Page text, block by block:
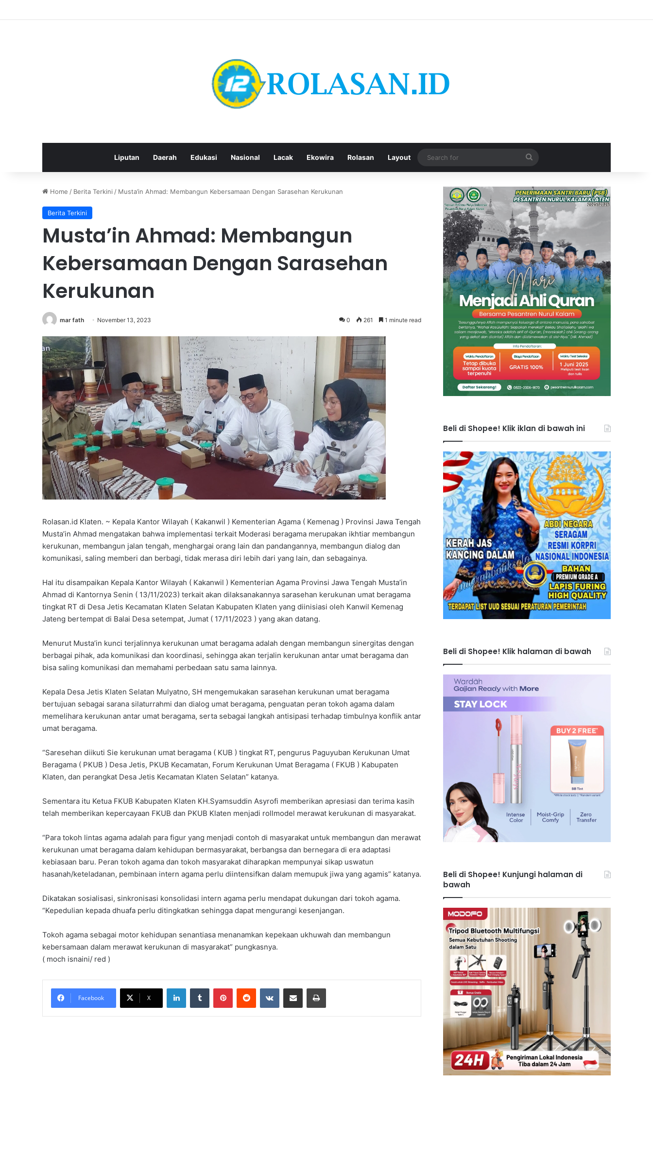
Liputan Daerah Edukasi Nasional Lacak Ekowira Rolasan Layout
Search
for
Home / Berita Terkini / Musta’in Ahmad: Membangun Kebersamaan Dengan Sarasehan Kerukunan
Berita Terkini
Musta’in Ahmad: Membangun
Kebersamaan Dengan Sarasehan
Kerukunan
mar fath November 13, 2023 0 261 1 minute read
Rolasan.id Klaten. ~ Kepala Kantor Wilayah ( Kakanwil ) Kementerian Agama ( Kemenag ) Provinsi Jawa Tengah
Musta’in Ahmad mengatakan bahwa implementasi terkait Moderasi beragama merupakan ikhtiar membangun
kerukunan, membangun jalan tengah, menghargai orang lain dan pandangannya, membangun dialog dan
komunikasi, saling memberi dan berbagi, tidak merasa diri lebih dari yang lain, dan sebagainya.
Hal itu disampaikan Kepala Kantor Wilayah ( Kakanwil ) Kementerian Agama Provinsi Jawa Tengah Musta’in
Ahmad di Kantornya Senin ( 13/11/2023) terkait akan dilaksanakannya sarasehan kerukunan umat beragama
tingkat RT di Desa Jetis Kecamatan Klaten Selatan Kabupaten Klaten yang diinisiasi oleh Kanwil Kemenag
Jateng bertempat di Balai Desa setempat, Jumat ( 17/11/2023 ) yang akan datang.
Menurut Musta’in kunci terjalinnya kerukunan umat beragama adalah dengan membangun sinergitas dengan
berbagai pihak, ada komunikasi dan koordinasi, sehingga akan terjalin kerukunan antar umat beragama dan
bisa saling komunikasi dan memahami perbedaan satu sama lainnya.
Kepala Desa Jetis Klaten Selatan Mulyatno, SH mengemukakan sarasehan kerukunan umat beragama
bertujuan sebagai sarana silaturrahmi dan dialog umat beragama, penguatan peran tokoh agama dalam
memelihara kerukunan antar umat beragama, serta sebagai langkah antisipasi terhadap timbulnya konflik antar
umat beragama.
“Saresehan diikuti Sie kerukunan umat beragama ( KUB ) tingkat RT, pengurus Paguyuban Kerukunan Umat
Beragama ( PKUB ) Desa Jetis, PKUB Kecamatan, Forum Kerukunan Umat Beragama ( FKUB ) Kabupaten
Klaten, dan perangkat Desa Jetis Kecamatan Klaten Selatan” katanya.
Sementara itu Ketua FKUB Kabupaten Klaten KH.Syamsuddin Asyrofi memberikan apresiasi dan terima kasih
telah memberikan kepercayaan FKUB dan PKUB Klaten menjadi rollmodel merawat kerukunan di masyarakat.
“Para tokoh lintas agama adalah para figur yang menjadi contoh di masyarakat untuk membangun dan merawat
kerukunan umat beragama dalam kehidupan bermasyarakat, berbangsa dan bernegara di era adaptasi
kebiasaan baru. Peran tokoh agama dan tokoh masyarakat diharapkan mempunyai sikap uswatun
hasanah/keteladanan, pembinaan intern agama perlu diintensifkan dalam memupuk jiwa yang agamis” katanya.
Dikatakan sosialisasi, sinkronisasi konsolidasi intern agama perlu mendapat dukungan dari tokoh agama.
“Kepedulian kepada dhuafa perlu ditingkatkan sehingga dapat mengurangi kesenjangan.
Tokoh agama sebagai motor kehidupan senantiasa menanamkan kepekaan ukhuwah dan membangun
kebersamaan dalam merawat kerukunan di masyarakat” pungkasnya.
( moch isnaini/ red )
Facebook X
Beli di Shopee! Klik iklan di bawah ini
Beli di Shopee! Klik halaman di bawah
Beli di Shopee! Kunjungi halaman di
bawah